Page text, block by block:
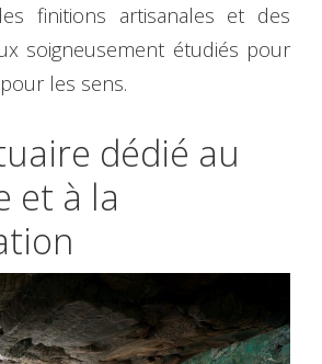
finitions artisanales et des
soigneusement étudiés pour
les sens.
dédié au
et à la